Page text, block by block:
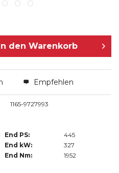
den Warenkorb
Empfehlen
1165-9727993
End PS:
445
End kW:
327
End Nm:
1952